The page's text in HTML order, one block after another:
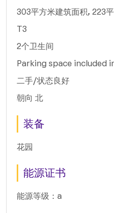
303平方米建筑面积, 223
T3
2个卫生间
Parking space included
二手/状态良好
朝向 北
装备
花园
能源证书
能源等级：a